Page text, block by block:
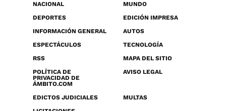
NACIONAL
MUNDO
DEPORTES
EDICIÓN IMPRESA
INFORMACIÓN GENERAL
AUTOS
ESPECTÁCULOS
TECNOLOGÍA
RSS
MAPA DEL SITIO
POLÍTICA DE
PRIVACIDAD DE
ÁMBITO.COM
AVISO LEGAL
EDICTOS JUDICIALES
MULTAS